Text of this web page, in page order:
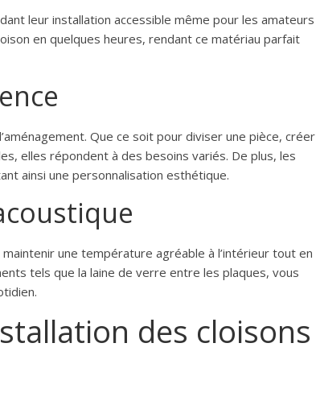
leur installation accessible même pour les amateurs
en quelques heures, rendant ce matériau parfait
Que ce soit pour diviser une pièce, créer
elles répondent à des besoins variés. De plus, les
ainsi une personnalisation esthétique.
une température agréable à l’intérieur tout en
tels que la laine de verre entre les plaques, vous
des cloisons